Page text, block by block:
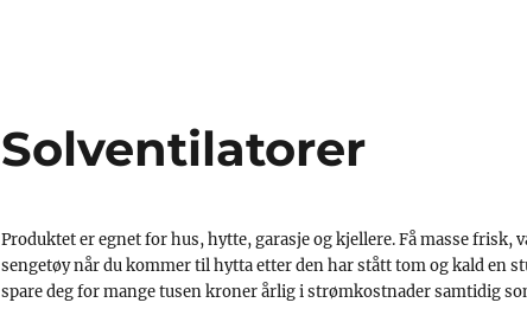
Solventilatorer
Produktet er egnet for hus, hytte, garasje og kjellere. Få masse
sengetøy når du kommer til hytta etter den har stått tom og kald en
spare deg for mange tusen kroner årlig i strømkostnader samtidig